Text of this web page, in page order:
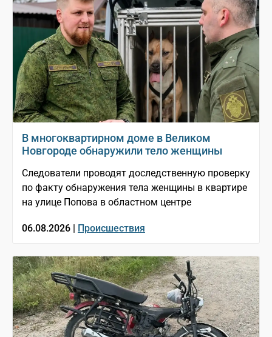
В многоквартирном доме в Великом
Новгороде обнаружили тело женщины
Следователи проводят доследственную проверку
по факту обнаружения тела женщины в квартире
на улице Попова в областном центре
06.08.2026 | Происшествия